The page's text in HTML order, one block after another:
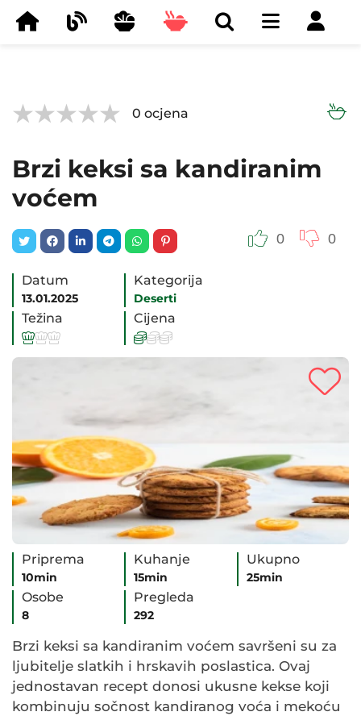


 0 ocjena
Brzi keksi sa kandiranim
voćem
0 0
Datum
13.01.2025
Kategorija
Deserti
Težina



Cijena



Priprema
10min
Kuhanje
15min
Ukupno
25min
Osobe
8
Pregleda
292
Brzi keksi sa kandiranim voćem savršeni su za
ljubitelje slatkih i hrskavih poslastica. Ovaj
jednostavan recept donosi ukusne kekse koji
kombinuju sočnost kandiranog voća i mekoću